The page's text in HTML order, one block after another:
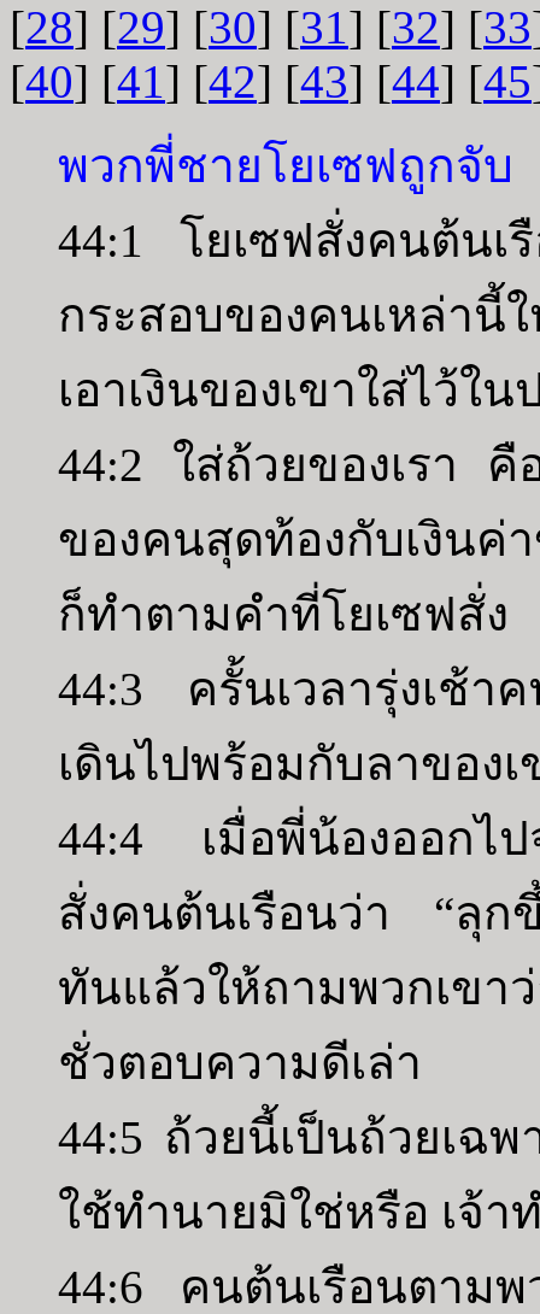
[28] [29] [30] [31] [32] [33
[40] [41] [42] [43] [44] [45
พวกพี่ชายโยเซฟถูกจับ
44:1 โยเซฟสั่งคนต้นเ
กระสอบของคนเหล่า
เอาเงินของเขาใส่ไว้ใ
44:2 ใส่ถ้วยของเรา คื
ของคนสุดท้องกับเงินค่
ก็ทำตามคำที่โยเซฟสั่ง
44:3 ครั้นเวลารุ่งเช้า
เดินไปพร้อมกับลาของเ
44:4 เมื่อพี่น้องออกไป
สั่งคนต้นเรือนว่า “ลุก
ทันแล้วให้ถามพวกเขา
ชั่วตอบความดีเล่า
44:5 ถ้วยนี้เป็นถ้วยเฉ
ใช้ทำนายมิใช่หรือ เจ้า
44:6 คนต้นเรือนตาม